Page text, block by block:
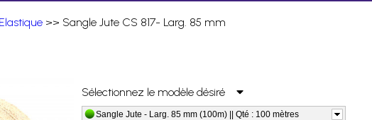
>> Sangle Jute CS 817- Larg. 85 mm
Sélectionnez le modèle désiré
Sangle Jute - Larg. 85 mm (100m) || Qté : 100 mètres